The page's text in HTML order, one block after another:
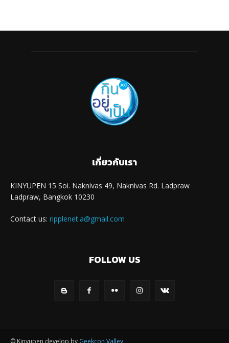
เกี่ยวกับเรา
KINYUPEN 15 Soi. Naknivas 49, Naknivas Rd. Ladpraw
Ladpraw, Bangkok 10230
Contact us: ripplenet.a@gmail.com
FOLLOW US
© Kinyupen develop by Geekcon Valley